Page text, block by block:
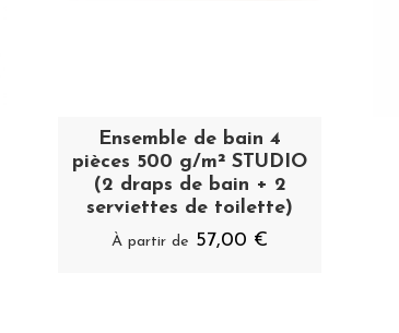
Ensemble de bain 4
pièces 500 g/m² STUDIO
(2 draps de bain + 2
serviettes de toilette)
À partir de 57,00 €